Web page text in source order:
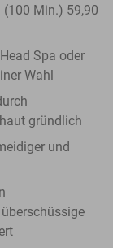
Min.) 59,90
Spa oder
Wahl
gründlich
und